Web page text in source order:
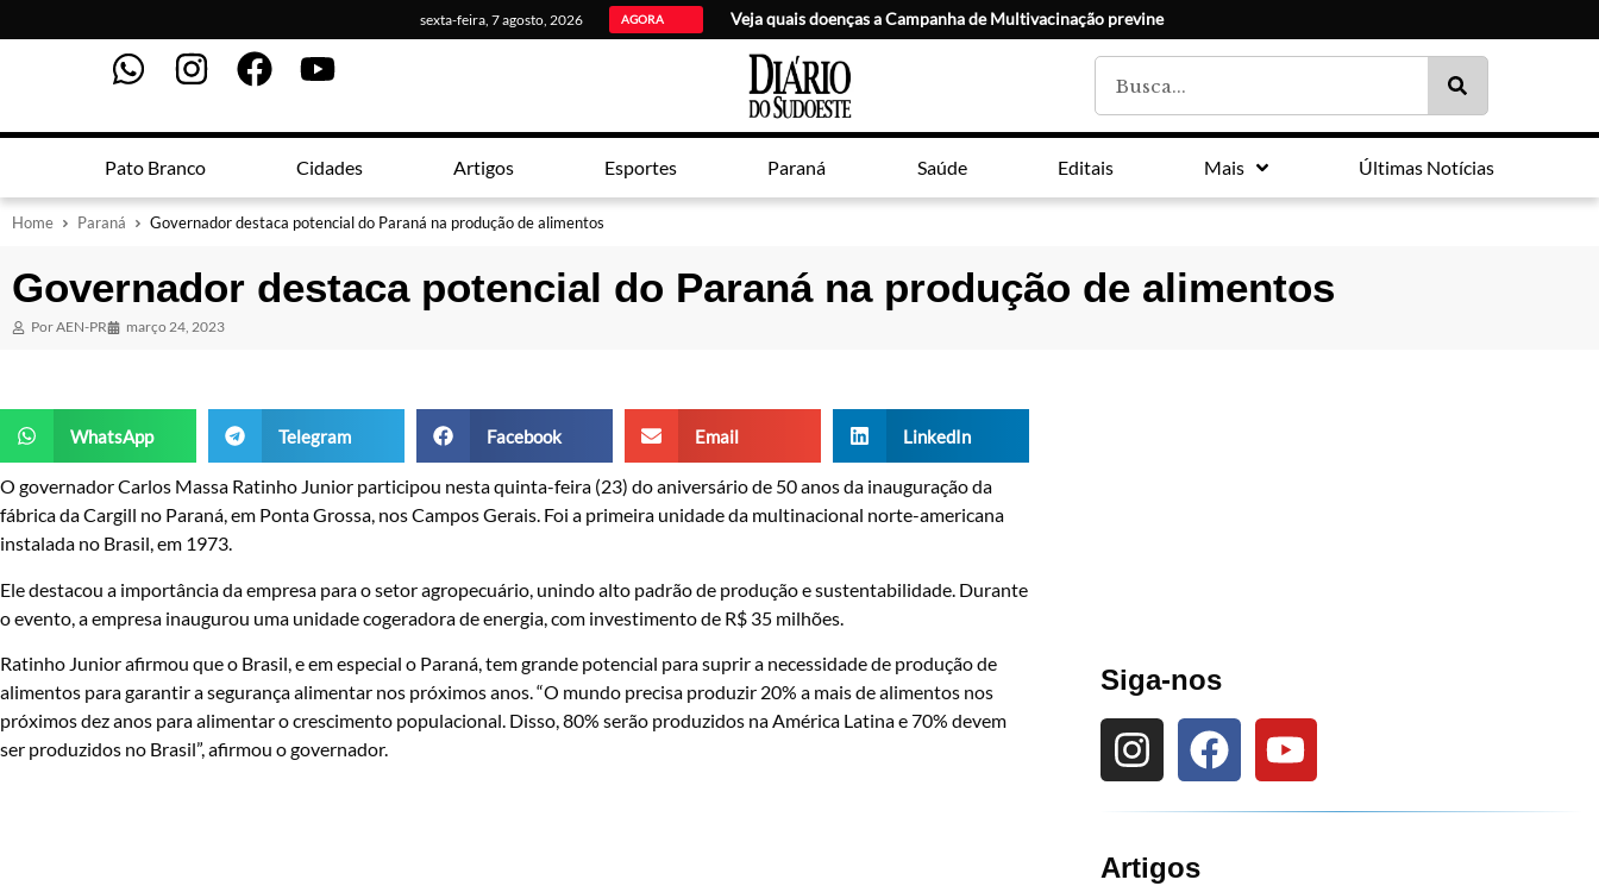
sexta-feira, 7 agosto, 2026 AGORA Veja quais doenças a Campanha de Multivacinação previne
Pato Branco Cidades Artigos Esportes Paraná Saúde Editais Mais Últimas Notícias
Home Paraná Governador destaca potencial do Paraná na produção de alimentos
Governador destaca potencial do Paraná na produção de alimentos
PorAEN-PR março 24, 2023
WhatsApp Telegram Facebook Email LinkedIn
O governador Carlos Massa Ratinho Junior participou nesta quinta-feira (23) do aniversário de 50 anos da inauguração da
fábrica da Cargill no Paraná, em Ponta Grossa, nos Campos Gerais. Foi a primeira unidade da multinacional norte-americana
instalada no Brasil, em 1973.
Ele destacou a importância da empresa para o setor agropecuário, unindo alto padrão de produção e sustentabilidade. Durante
o evento, a empresa inaugurou uma unidade cogeradora de energia, com investimento de R$ 35 milhões.
Ratinho Junior afirmou que o Brasil, e em especial o Paraná, tem grande potencial para suprir a necessidade de produção de
alimentos para garantir a segurança alimentar nos próximos anos. “O mundo precisa produzir 20% a mais de alimentos nos
próximos dez anos para alimentar o crescimento populacional. Disso, 80% serão produzidos na América Latina e 70% devem
ser produzidos no Brasil”, afirmou o governador.
Siga-nos
Artigos